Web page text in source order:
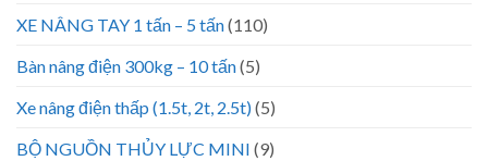
XE NÂNG TAY 1 tấn – 5 tấn(110)
Bàn nâng điện 300kg – 10 tấn(5)
Xe nâng điện thấp (1.5t, 2t, 2.5t)(5)
BỘ NGUỒN THỦY LỰC MINI (9)